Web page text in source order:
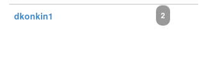
dkonkin1
2